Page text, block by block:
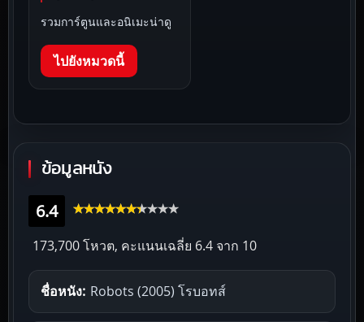
รวมการ์ตูนและอนิเมะน่าดู
ไปยังหมวดนี้
ข้อมูลหนัง
6.4
173,700 โหวต, คะแนนเฉลี่ย 6.4 จาก 10
ชื่อหนัง: Robots (2005) โรบอทส์